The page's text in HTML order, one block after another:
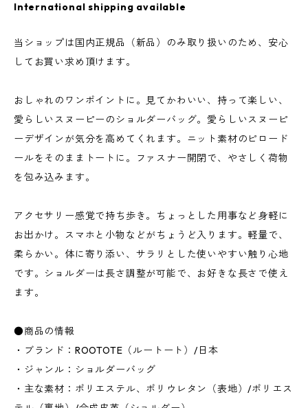
International shipping available
当ショップは国内正規品（新品）のみ取り扱いのため、安心
してお買い求め頂けます。
おしゃれのワンポイントに。見てかわいい、持って楽しい、
愛らしいスヌーピーのショルダーバッグ。愛らしいスヌーピ
ーデザインが気分を高めてくれます。ニット素材のピロード
ールをそのままトートに。ファスナー開閉で、やさしく荷物
を包み込みます。
アクセサリー感覚で持ち歩き。ちょっとした用事など身軽に
お出かけ。スマホと小物などがちょうど入ります。軽量で、
柔らかい。体に寄り添い、サラリとした使いやすい触り心地
です。ショルダーは長さ調整が可能で、お好きな長さで使え
ます。
●商品の情報
・ブランド：ROOTOTE（ルートート）/日本
・ジャンル：ショルダーバッグ
・主な素材：ポリエステル、ポリウレタン（表地）/ポリエス